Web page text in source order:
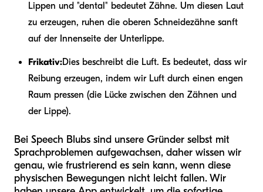
Lippen und "dental" bedeutet Zähne. Um diesen Laut
zu erzeugen, ruhen die oberen Schneidezähne sanft
auf der Innenseite der Unterlippe.
Frikativ:Dies beschreibt die Luft. Es bedeutet, dass wir
Reibung erzeugen, indem wir Luft durch einen engen
Raum pressen (die Lücke zwischen den Zähnen und
der Lippe).
Bei Speech Blubs sind unsere Gründer selbst mit
Sprachproblemen aufgewachsen, daher wissen wir
genau, wie frustrierend es sein kann, wenn diese
physischen Bewegungen nicht leicht fallen. Wir